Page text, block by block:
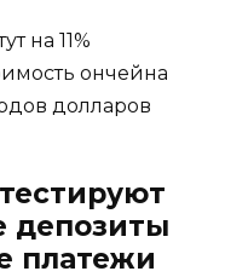
на 11%
ончейна
долларов
депозиты
платежи